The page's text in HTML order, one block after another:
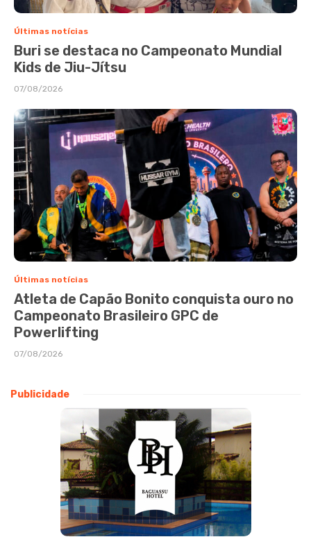
Últimas notícias
Buri se destaca no Campeonato Mundial
Kids de Jiu-Jítsu
07/08/2026
Últimas notícias
Atleta de Capão Bonito conquista ouro no
Campeonato Brasileiro GPC de
Powerlifting
07/08/2026
Publicidade